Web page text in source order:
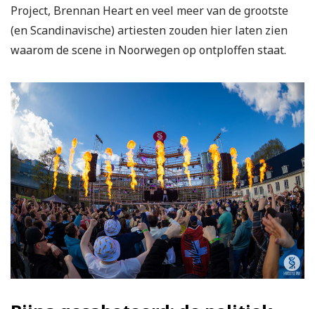
Project, Brennan Heart en veel meer van de grootste
(en Scandinavische) artiesten zouden hier laten zien
waarom de scene in Noorwegen op ontploffen staat.